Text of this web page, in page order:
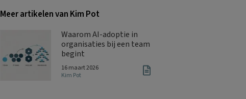
Meer artikelen van Kim Pot
Waarom AI-adoptie in
organisaties bij een team
begint
16 maart 2026
Kim Pot